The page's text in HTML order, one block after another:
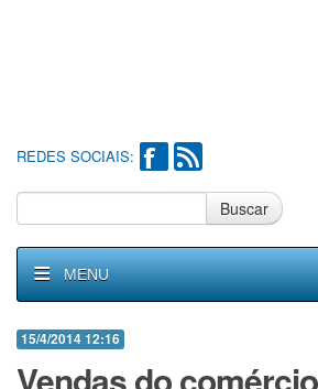
REDES SOCIAIS:
Buscar
MENU
15/4/2014 12:16